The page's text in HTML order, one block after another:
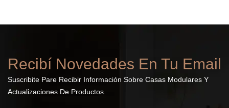
Recibí Novedades En Tu Email
Suscribite Pare Recibir Información Sobre Casas Modulares Y
Actualizaciones De Productos.